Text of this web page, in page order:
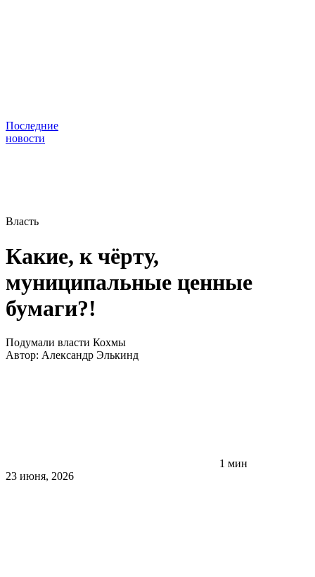
Последние
новости
Власть
Какие, к чёрту,
муниципальные ценные
бумаги?!
Подумали власти Кохмы
Автор: Александр Элькинд
1 мин
23 июня, 2026